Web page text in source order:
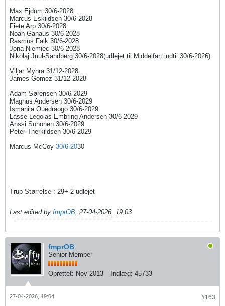
Max Ejdum 30/6-2028
Marcus Eskildsen 30/6-2028
Fiete Arp 30/6-2028
Noah Ganaus 30/6-2028
Rasmus Falk 30/6-2028
Jona Niemiec 30/6-2028
Nikolaj Juul-Sandberg 30/6-2028(udlejet til Middelfart indtil 30/6-2026)
Viljar Myhra 31/12-2028
James Gomez 31/12-2028​​
Adam Sørensen 30/6-2029​
Magnus Andersen 30/6-2029​
Ismahila Ouédraogo 30/6-2029
Lasse Legolas Embring Andersen 30/6-2029
Anssi Suhonen 30/6-2029
Peter Therkildsen 30/6-2029
Marcus McCoy 30/6-2030
Trup Størrelse : 29+ 2 udlejet
Last edited by fmprOB; 27-04-2026, 19:03
fmprOB
Senior Member
Oprettet: Nov 2013 Indlæg: 45733
#163
27-04-2026, 19:04